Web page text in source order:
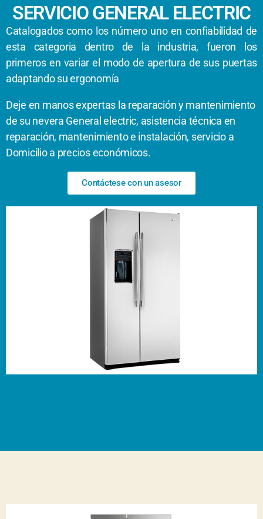
SERVICIO GENERAL ELECTRIC
Catalogados como los número uno en confiabilidad de
esta categoria dentro de la industria, fueron los
primeros en variar el modo de apertura de sus puertas
adaptando su ergonomía
Deje en manos expertas la reparación y mantenimiento
de su nevera General electric, asistencia técnica en
reparación, mantenimiento e instalación, servicio a
Domicilio a precios económicos.
Contáctese con un asesor